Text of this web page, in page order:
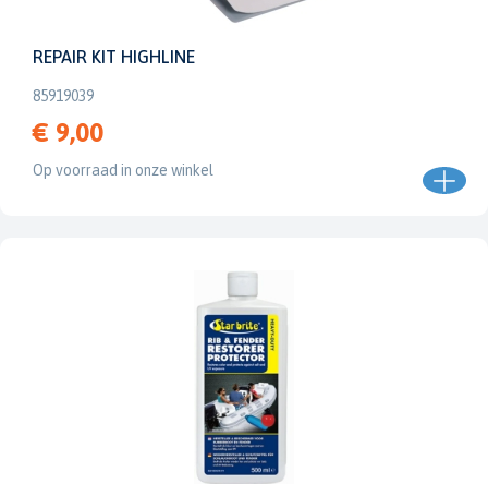
REPAIR KIT HIGHLINE
85919039
€ 9,00
Op voorraad in onze winkel